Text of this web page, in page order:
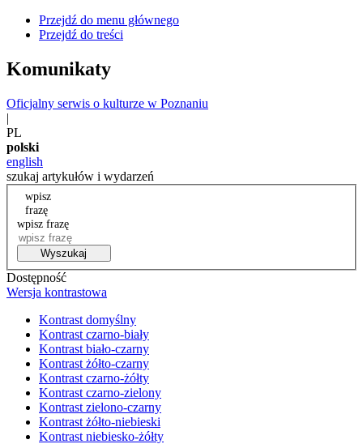
Przejdź do menu głównego
Przejdź do treści
Komunikaty
Oficjalny serwis o kulturze w Poznaniu
|
PL
polski
english
szukaj artykułów i wydarzeń
wpisz
frazę
wpisz frazę
Wyszukaj
Dostępność
Wersja kontrastowa
Kontrast domyślny
Kontrast czarno-biały
Kontrast biało-czarny
Kontrast żółto-czarny
Kontrast czarno-żółty
Kontrast czarno-zielony
Kontrast zielono-czarny
Kontrast żółto-niebieski
Kontrast niebiesko-żółty